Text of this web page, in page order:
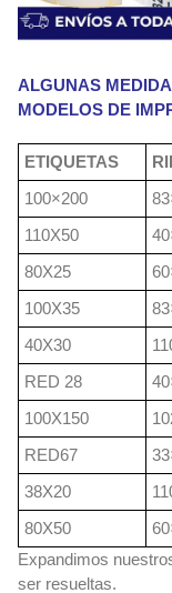
ALGUNAS
MODELOS DE
ETIQUETAS
100×200
110X50
80X25
100X35
40X30
RED 28
100X150
RED67
38X20
80X50
Expandimos
ser resueltas.